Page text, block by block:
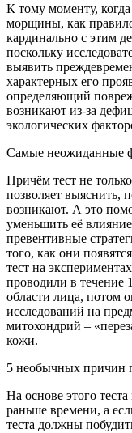
К тому моменту,
морщины, как
кардинально с этим
поскольку
выявить
характерных его
определяющий
возникают из-за
экологических
Самые неожиданные
Причём тест не
позволяет выяснить,
возникают. А это
уменьшить её
превентивные
того, как они
тест на
проводили в течение
области лица, потом
исследований на
митохондрий –
кожи.
5 необычных причин
На основе этого
раньше времени, а
теста должны